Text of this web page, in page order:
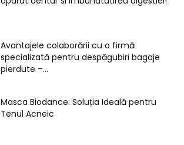
Avantajele colaborării cu o firmă
specializată pentru despăgubiri bagaje
pierdute –...
Masca Biodance: Soluția Ideală pentru
Tenul Acneic